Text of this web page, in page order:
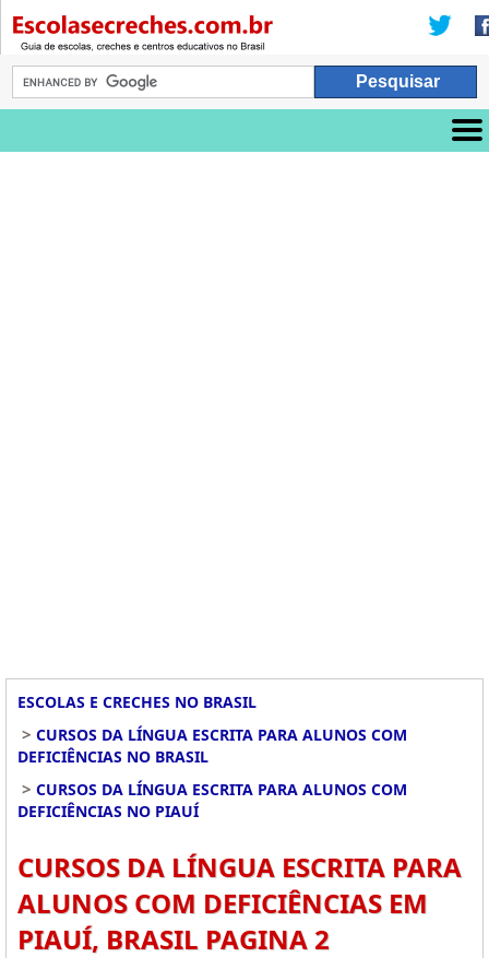
ESCOLAS E CRECHES NO BRASIL
> CURSOS DA LÍNGUA ESCRITA PARA ALUNOS COM
DEFICIÊNCIAS NO BRASIL
> CURSOS DA LÍNGUA ESCRITA PARA ALUNOS COM
DEFICIÊNCIAS NO PIAUÍ
CURSOS DA LÍNGUA ESCRITA PARA
ALUNOS COM DEFICIÊNCIAS EM
PIAUÍ, BRASIL PAGINA 2